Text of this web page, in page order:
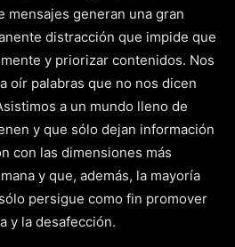
mensajes generan una gran
distracción que impide que
y priorizar contenidos. Nos
oír palabras que no nos dicen
a un mundo lleno de
y que sólo dejan información
con las dimensiones más
y que, además, la mayoría
persigue como fin promover
y la desafección.